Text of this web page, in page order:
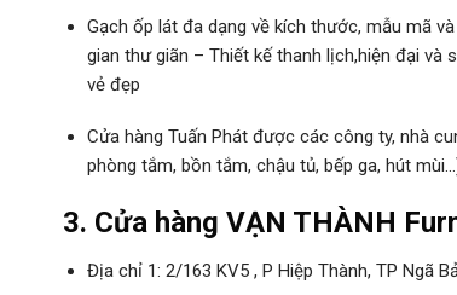
Gạch ốp lát đa dạng về kích thước, mẫu mã
gian thư giãn – Thiết kế thanh lịch,hiện đại
vẻ đẹp
Cửa hàng Tuấn Phát được các công ty, nhà
phòng tắm, bồn tắm, chậu tủ, bếp ga, hút
3. Cửa hàng VẠN THÀNH
Địa chỉ 1: 2/163 KV5 , P Hiệp Thành, TP Ngã